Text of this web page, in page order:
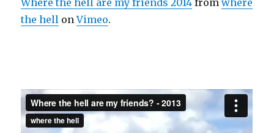
Where the hell are my friends 2014 fromwhere
the hell onVimeo.